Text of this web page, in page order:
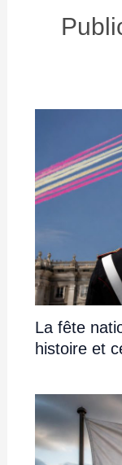
La fête
histoire et